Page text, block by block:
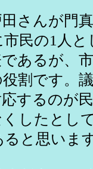
さんが門
民の1人
あるが、
割です。
するのが
したとし
と思いま